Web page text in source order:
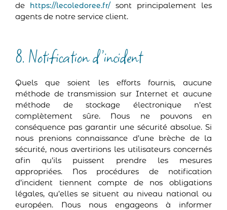
de
https://lecoledoree.fr/ sont principalement les
agents de notre service client.
8. Notification d’incident
Quels que soient les efforts fournis, aucune
méthode de transmission sur Internet et aucune
méthode de stockage électronique n’est
complètement sûre. Nous ne pouvons en
conséquence pas garantir une sécurité absolue. Si
nous prenions connaissance d’une brèche de la
sécurité, nous avertirions les utilisateurs concernés
afin qu’ils puissent prendre les mesures
appropriées. Nos procédures de notification
d’incident tiennent compte de nos obligations
légales, qu’elles se situent au niveau national ou
européen. Nous nous engageons à informer